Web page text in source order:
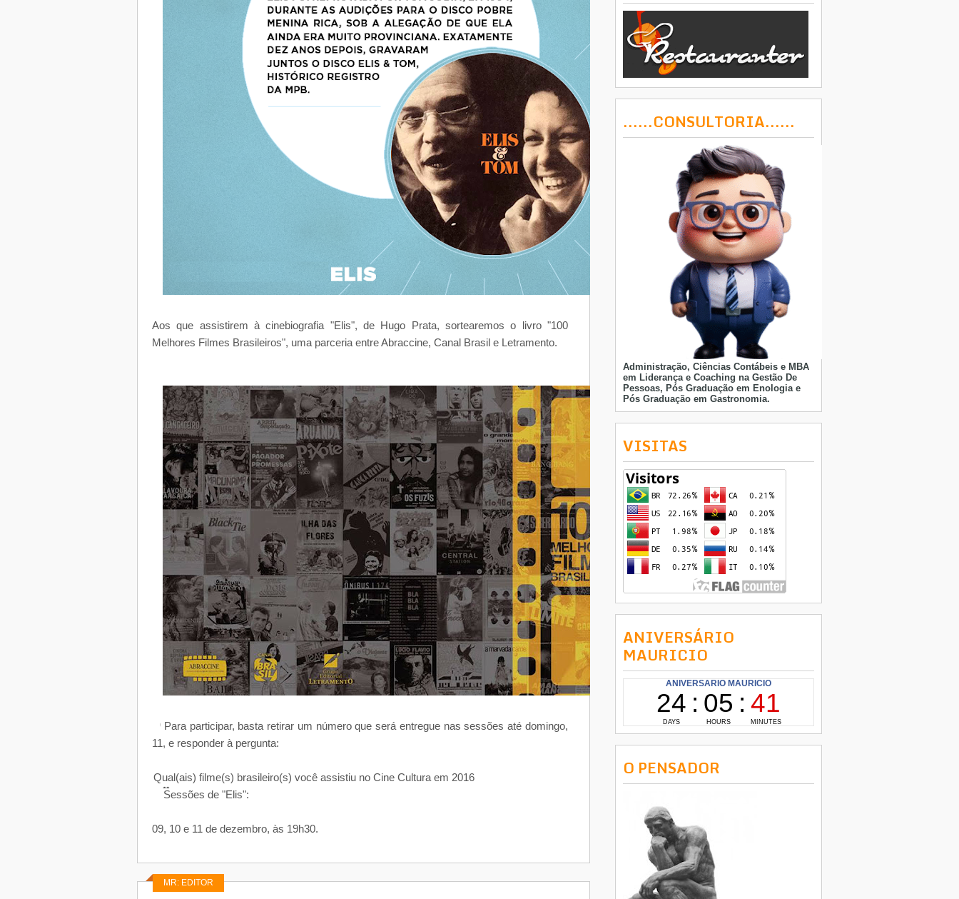
Aos que assistirem à cinebiografia "Elis", de Hugo Prata, sortearemos o livro "100
Melhores Filmes Brasileiros", uma parceria entre Abraccine, Canal Brasil e Letramento.
👉Para participar, basta retirar um número que será entregue nas sessões até domingo,
11, e responder à pergunta:
❓
Qual(ais) filme(s) brasileiro(s) você assistiu no Cine Cultura em 2016
🎥
Sessões de "Elis":
09, 10 e 11 de dezembro, às 19h30.
MR: EDITOR
......CONSULTORIA......
Administração, Ciências Contábeis e MBA
em Liderança e Coaching na Gestão De
Pessoas, Pós Graduação em Enologia e
Pós Graduação em Gastronomia.
VISITAS
ANIVERSÁRIO
MAURICIO
O PENSADOR